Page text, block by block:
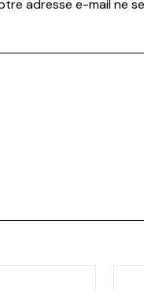
adresse e-mail ne